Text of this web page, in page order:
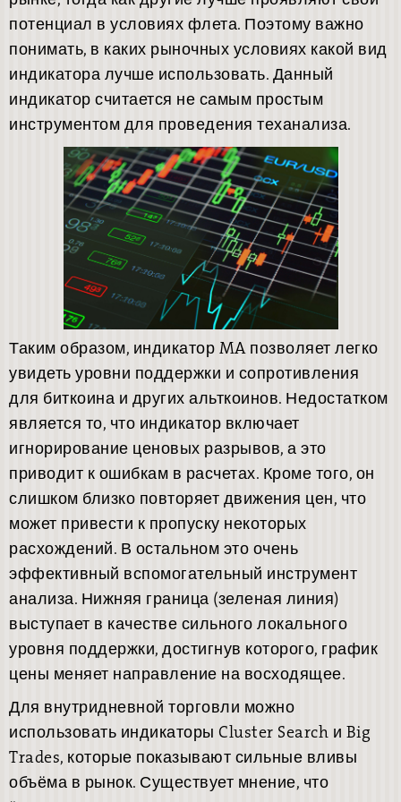
потенциал в условиях флета. Поэтому важно
понимать, в каких рыночных условиях какой вид
индикатора лучше использовать. Данный
индикатор считается не самым простым
инструментом для проведения теханализа.
Таким образом, индикатор MA позволяет легко
увидеть уровни поддержки и сопротивления
для биткоина и других альткоинов. Недостатком
является то, что индикатор включает
игнорирование ценовых разрывов, а это
приводит к ошибкам в расчетах. Кроме того, он
слишком близко повторяет движения цен, что
может привести к пропуску некоторых
расхождений. В остальном это очень
эффективный вспомогательный инструмент
анализа. Нижняя граница (зеленая линия)
выступает в качестве сильного локального
уровня поддержки, достигнув которого, график
цены меняет направление на восходящее.
Для внутридневной торговли можно
использовать индикаторы Cluster Search и Big
Trades, которые показывают сильные вливы
объёма в рынок. Существует мнение, что